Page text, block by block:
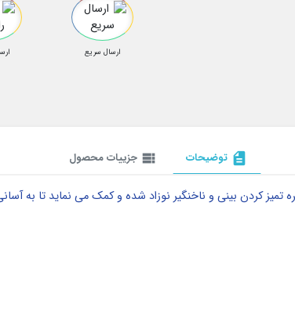
ارسال سریع
description توضیحات view_list جزییات محصول
کردن بینی و ناخنگیر نوزاد شده و کمک می نماید تا به